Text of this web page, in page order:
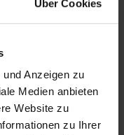
Über Cookies
Anzeigen zu
Medien anbieten
Website zu
zu Ihrer